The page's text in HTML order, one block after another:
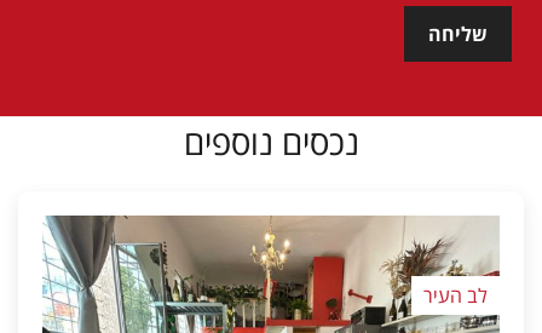
שליחה
נכסים נוספים
לב העיר